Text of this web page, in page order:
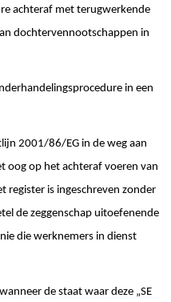
achteraf met terugwerkende
dochtervennootschappen in
in een
2001/86/EG in de weg aan
oog op het achteraf voeren van
register is ingeschreven zonder
de zeggenschap uitoefenende
die werknemers in dienst
de staat waar deze „SE